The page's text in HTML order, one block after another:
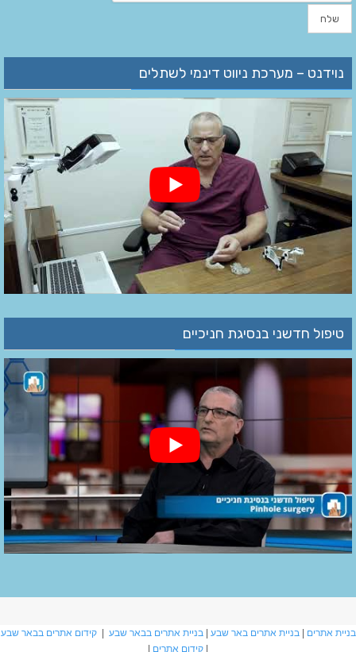
נוידנט – מערכת ניווט דינמי לשתלים
טיפול חדשני בנסיגת חניכיים
בניית אתרים |בניית אתרים באר שבע |בניית אתרים בבאר שבע |קידום אתרים בבאר שבע
| קידום אתרים |